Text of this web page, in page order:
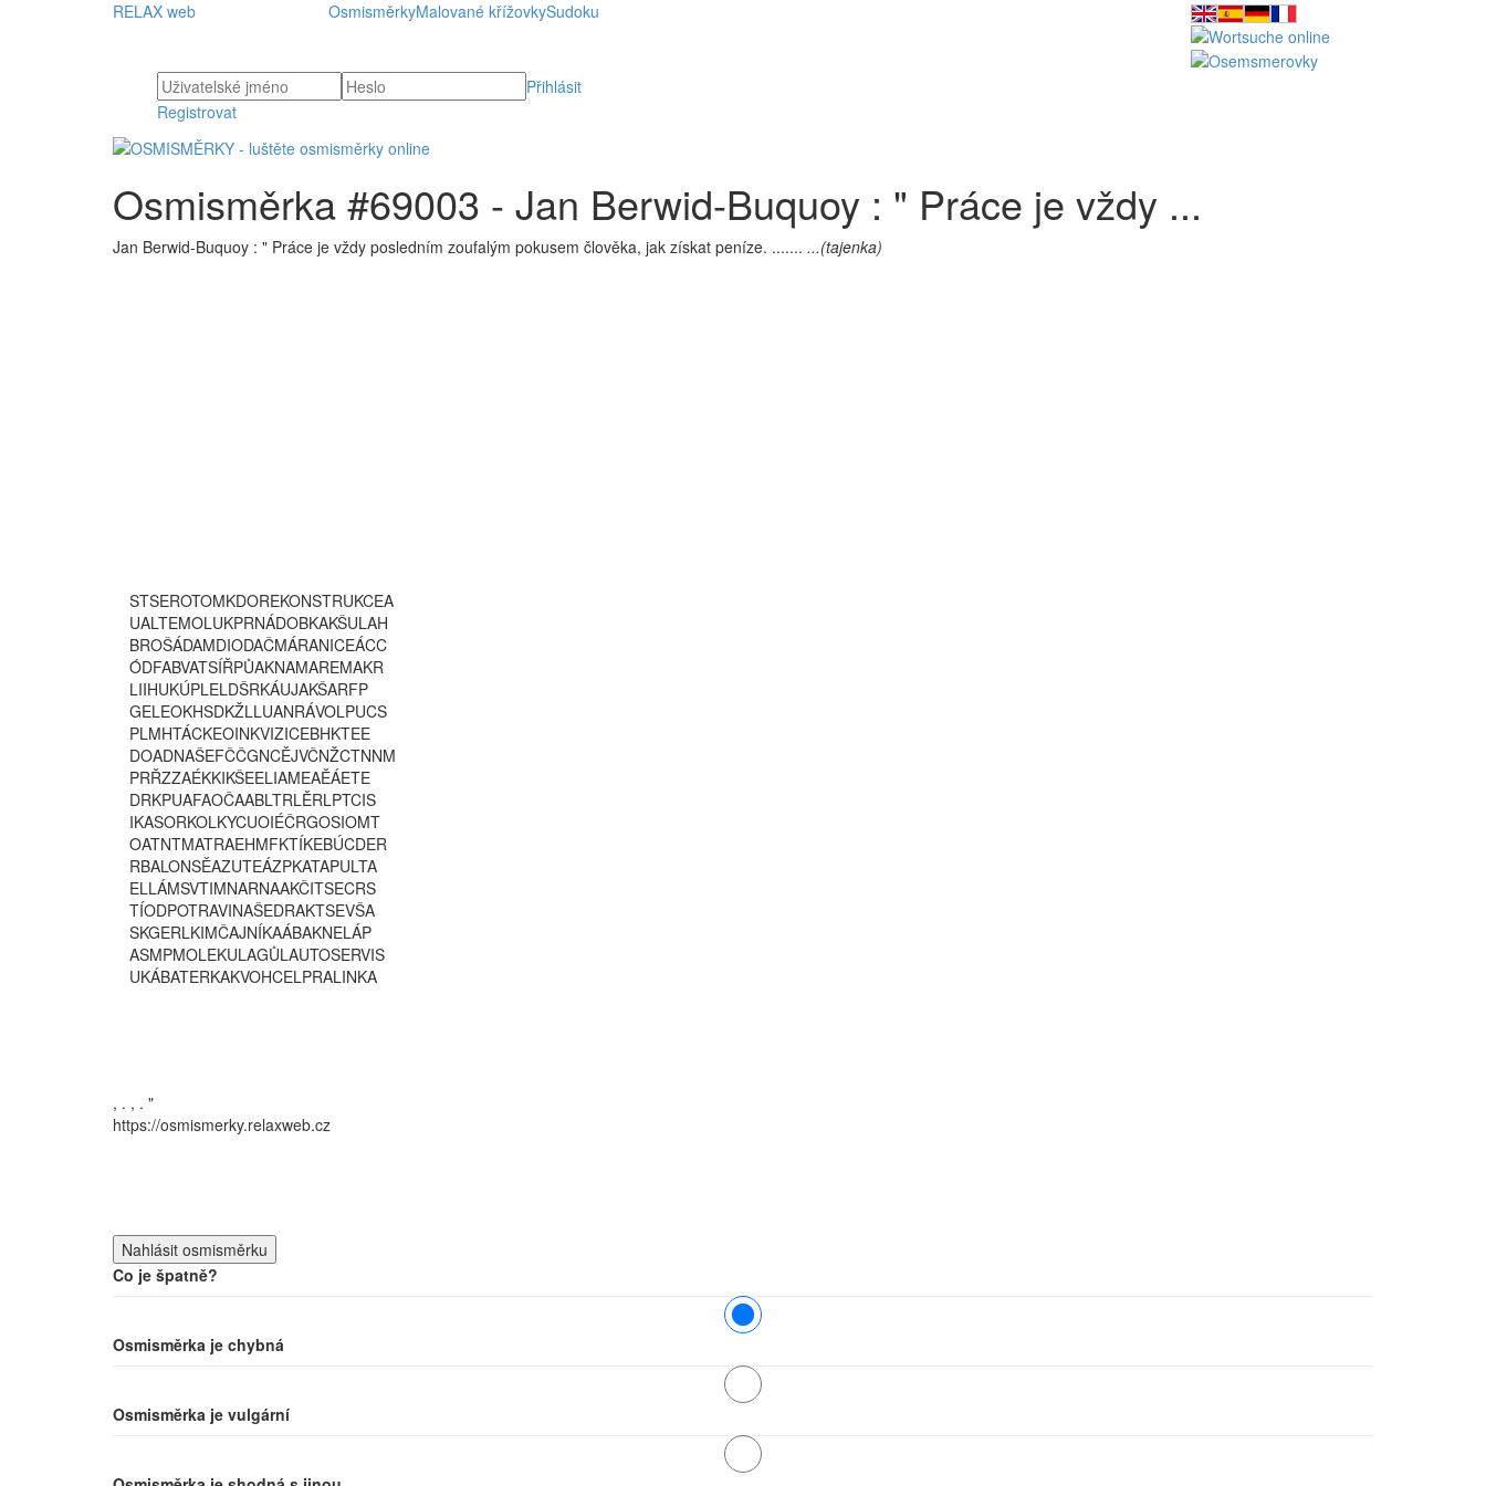
RELAX web OsmisměrkyMalované křížovkySudoku
Přihlásit
Registrovat
Osmisměrka #69003 - Jan Berwid-Buquoy : " Práce je vždy ...
Jan Berwid-Buquoy : " Práce je vždy posledním zoufalým pokusem člověka, jak získat peníze. ....... ...(tajenka)
STSEROTOMKDOREKONSTRUKCEA
UALTEMOLUKPRNÁDOBKAKŠULAH
BROŠÁDAMDIODAČMÁRANICEÁCC
ÓDFABVATSÍŘPŮAKNAMAREMAKR
LIIHUKÚPLELDŠRKÁUJAKŠARFP
GELEOKHSDKŽLLUANRÁVOLPUCS
PLMHTÁCKEOINKVIZICEBHKTEE
DOADNAŠEFČČGNCĚJVČNŽCTNNM
PRŘZZAÉKKIKŠEELIAMEAĚÁETE
DRKPUAFAOČAABLTRLĚRLPTCIS
IKASORKOLKYCUOIÉČRGOSIOMT
OATNTMATRAEHMFKTÍKEBÚCDER
RBALONSĚAZUTEÁZPKATAPULTA
ELLÁMSVTIMNARNAAKČITSECRS
TÍODPOTRAVINAŠEDRAKTSEVŠA
SKGERLKIMČAJNÍKAÁBAKNELÁP
ASMPMOLEKULAGŮLAUTOSERVIS
UKÁBATERKAKVOHCELPRALINKA
, . , . "
https://osmismerky.relaxweb.cz
Co je špatně?
Osmisměrka je chybná
Osmisměrka je vulgární